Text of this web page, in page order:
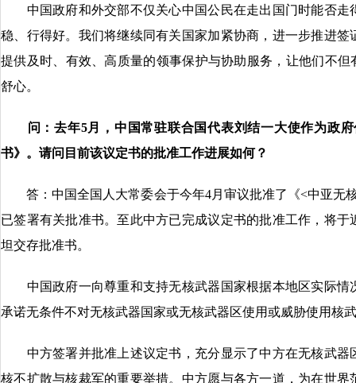
中国政府和外交部不仅关心中国公民在走出国门时能否走
稳、行得好。我们将继续同有关国家加紧协商，进一步推进
提供及时、有效、高质量的领事保护与协助服务，让他们不
舒心。
问：去年5月，中国常驻联合国代表刘结一大使作为政府
书》。请问目前该议定书的批准工作进展如何？
答：中国全国人大常委会于今年4月审议批准了《<中亚无
已签署有关批准书。至此中方已完成议定书的批准工作，将
坦交存批准书。
中国政府一向尊重和支持无核武器国家根据本地区实际情
承诺无条件不对无核武器国家或无核武器区使用或威胁使用核
中方签署并批准上述议定书，充分显示了中方在无核武器
核不扩散与核裁军的重要举措。中方愿与各方一道，为在世